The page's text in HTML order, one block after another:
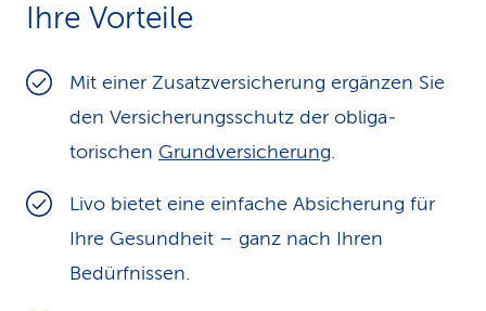
Ihre Vorteile
Mit einer Zusatzversicherung ergänzen Sie
den Ver­sicherungs­schutz der obli­ga­
torischen Grundversicherung.
Livo bietet eine einfache Absicherung für
Ihre Gesundheit – ganz nach Ihren
Bedürfnissen.